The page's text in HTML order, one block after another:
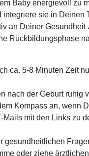
Baby energievoll zu
sie in Deinen
an Deiner Gesundheit
Rückbildungsphase
ca. 5-8 Minuten Zeit
nach der Geburt ruhig
Kompass an, wenn
mit den Links zu
gesundheitlichen
oder ziehe